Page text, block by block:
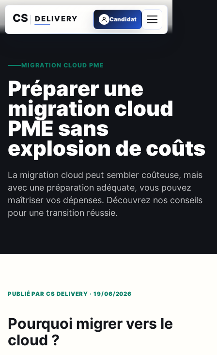
Candidat
Ouvrir le menu
MIGRATION CLOUD PME
Préparer une
migration cloud
PME sans
explosion de coûts
La migration cloud peut sembler coûteuse, mais
avec une préparation adéquate, vous pouvez
maîtriser vos dépenses. Découvrez nos conseils
pour une transition réussie.
PUBLIÉ PAR CS DELIVERY · 19/06/2026
Pourquoi migrer vers le
cloud ?